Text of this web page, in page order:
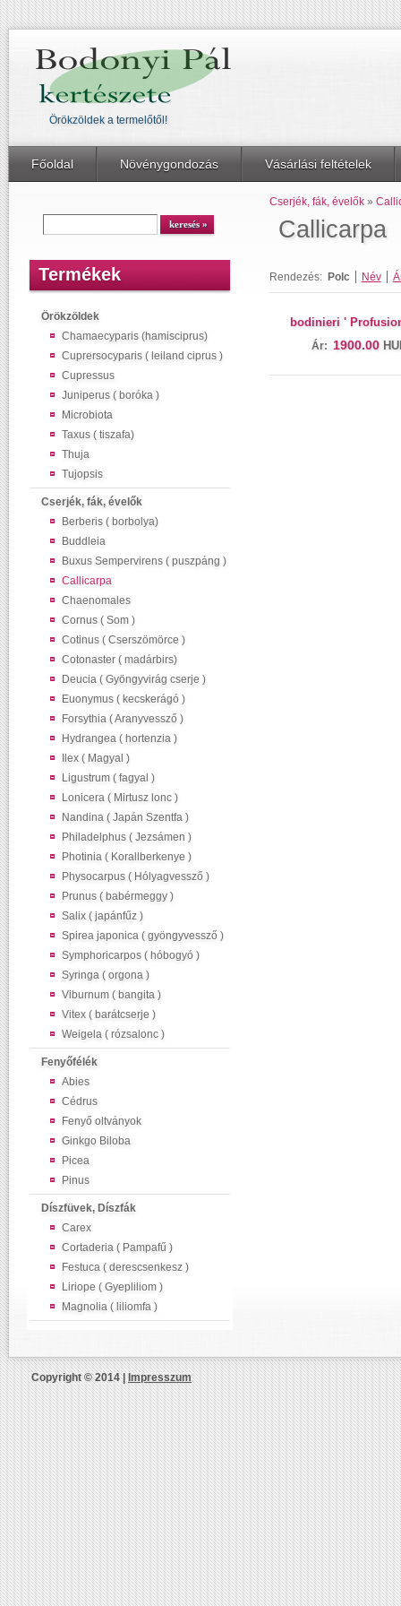
Örökzöldek a termelőtől!
Főoldal Növénygondozás Vásárlási feltételek
Termékek
Örökzöldek
Chamaecyparis (hamisciprus)
Cuprersocyparis ( leiland ciprus )
Cupressus
Juniperus ( boróka )
Microbiota
Taxus ( tiszafa)
Thuja
Tujopsis
Cserjék, fák, évelők
Berberis ( borbolya)
Buddleia
Buxus Sempervirens ( puszpáng )
Callicarpa
Chaenomales
Cornus ( Som )
Cotinus ( Cserszömörce )
Cotonaster ( madárbirs)
Deucia ( Gyöngyvirág cserje )
Euonymus ( kecskerágó )
Forsythia ( Aranyvessző )
Hydrangea ( hortenzia )
Ilex ( Magyal )
Ligustrum ( fagyal )
Lonicera ( Mirtusz lonc )
Nandina ( Japán Szentfa )
Philadelphus ( Jezsámen )
Photinia ( Korallberkenye )
Physocarpus ( Hólyagvessző )
Prunus ( babérmeggy )
Salix ( japánfűz )
Spirea japonica ( gyöngyvessző )
Symphoricarpos ( hóbogyó )
Syringa ( orgona )
Viburnum ( bangita )
Vitex ( barátcserje )
Weigela ( rózsalonc )
Fenyőfélék
Abies
Cédrus
Fenyő oltványok
Ginkgo Biloba
Picea
Pinus
Díszfüvek, Díszfák
Carex
Cortaderia ( Pampafű )
Festuca ( derescsenkesz )
Liriope ( Gyepliliom )
Magnolia ( liliomfa )
Callicarpa
Cserjék, fák, évelők»
Rendezés: Polc Név
bodinieri '
Ár: 1900.00
Copyright © 2014 |Impresszum